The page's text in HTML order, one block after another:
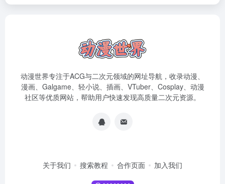
动漫世界专注于ACG与二次元领域的网址导航，收录动漫、
漫画、Galgame、轻小说、插画、VTuber、Cosplay、动漫
社区等优质网站，帮助用户快速发现高质量二次元资源。
关于我们 搜索教程 合作页面 加入我们